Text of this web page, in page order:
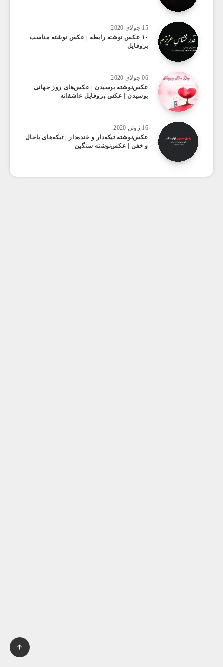
15 جولای 2020
۱۰ عکس‌ نوشته رابطه | عکس نوشته مناسب
پروفایل
06 جولای 2020
عکس‌نوشته بوسیدن | عکس‌های روز جهانی
بوسیدن | عکس پروفایل عاشقانه
16 ژوئن 2020
عکس‌نوشته تیکه‌دار و خنده‌دار | تیکه‌های باحال
و خفن | عکس‌نوشته سنگین